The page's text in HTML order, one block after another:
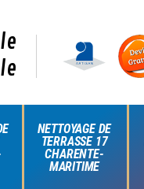
NETTOYAGE DE
TERRASSE 17
CHARENTE-
MARITIME